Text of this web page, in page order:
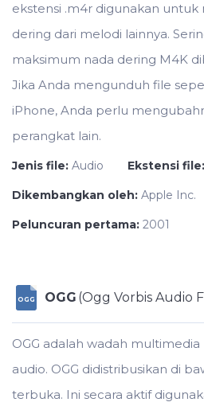
ekstensi .m4r digunakan
dering dari melodi lainnya.
maksimum nada dering M4K
Jika Anda mengunduh file
iPhone, Anda perlu
perangkat lain.
Jenis file: Audio Ekstensi file:
Dikembangkan oleh: Apple Inc.
Peluncuran pertama: 2001
OGG OGG (Ogg Vorbis Audio
OGG adalah wadah
audio. OGG didistribusikan di
terbuka. Ini secara aktif